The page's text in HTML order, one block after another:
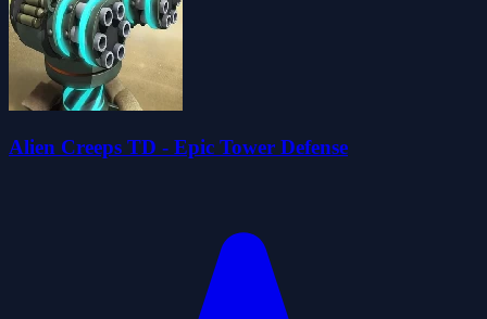
Alien Creeps TD - Epic Tower Defense